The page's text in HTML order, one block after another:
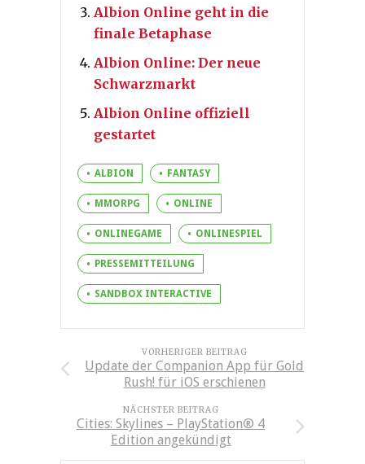
Albion Online geht in die
finale Betaphase
Albion Online: Der neue
Schwarzmarkt
Albion Online offiziell
gestartet
ALBION FANTASY
MMORPG ONLINE
ONLINEGAME ONLINESPIEL
PRESSEMITTEILUNG
SANDBOX INTERACTIVE
VORHERIGER BEITRAG
Update der Companion App für Gold
Rush! für iOS erschienen
NÄCHSTER BEITRAG
Cities: Skylines – PlayStation® 4
Edition angekündigt